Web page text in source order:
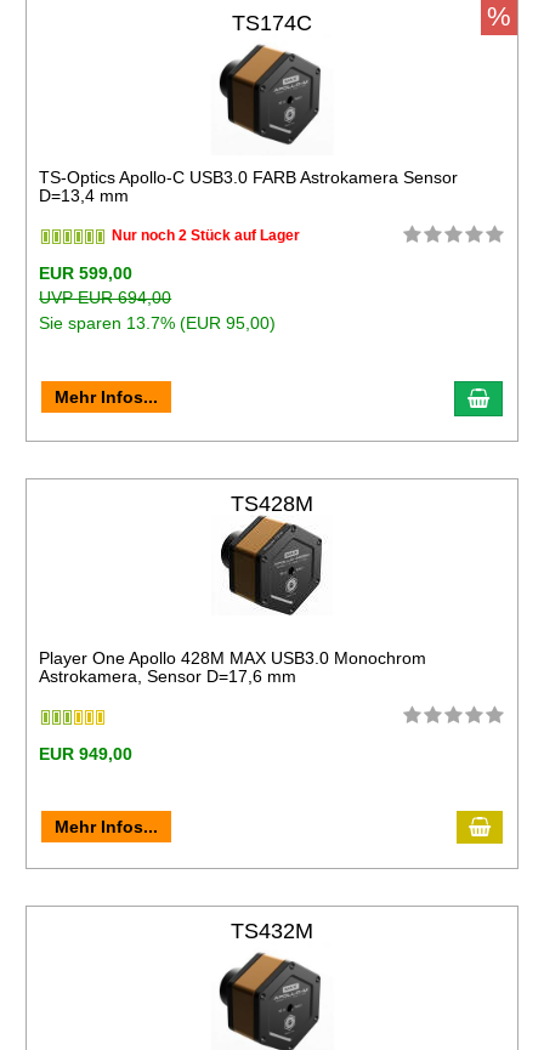
TS174C
TS-Optics Apollo-C USB3.0 FARB Astrokamera Sensor
D=13,4 mm
Nur noch 2 Stück auf Lager
EUR 599,00
UVP EUR 694,00
Sie sparen 13.7% (EUR 95,00)
Mehr Infos...
%
TS428M
Player One Apollo 428M MAX USB3.0 Monochrom
Astrokamera, Sensor D=17,6 mm
EUR 949,00
Mehr Infos...
TS432M